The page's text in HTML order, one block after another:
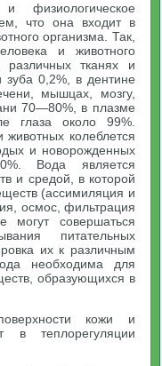
физиологическое
что она входит в
организма. Так,
и животного
тканях и
0,2%, в дентине
мышцах, мозгу,
70—80%, в плазме
глаза около 99%.
животных колеблется
и новорожденных
Вода является
и средой, в которой
(ассимиляция и
осмос, фильтрация
совершаться
питательных
их к различным
необходима для
образующихся в
кожи и
в теплорегуляции